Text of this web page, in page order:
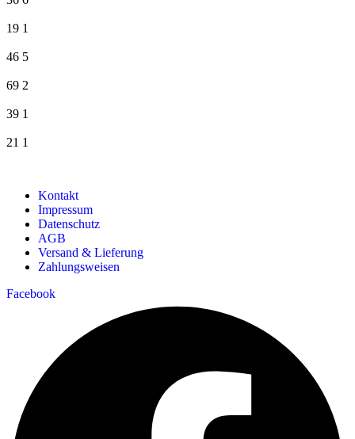
19 1
46 5
69 2
39 1
21 1
Kontakt
Impressum
Datenschutz
AGB
Versand & Lieferung
Zahlungsweisen
Facebook